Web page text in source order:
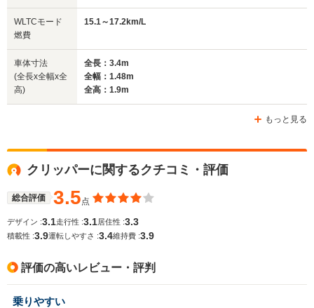
WLTCモード
燃費
15.1～17.2km/L
車体寸法
(全長x全幅x全
高)
全長：3.4m
全幅：1.48m
全高：1.9m
もっと見る
クリッパーに関するクチコミ・評価
総合評価 3.5 点
デザイン :3.1走行性 :3.1居住性 :3.3
積載性 :3.9運転しやすさ :3.4維持費 :3.9
評価の高いレビュー・評判
乗りやすい